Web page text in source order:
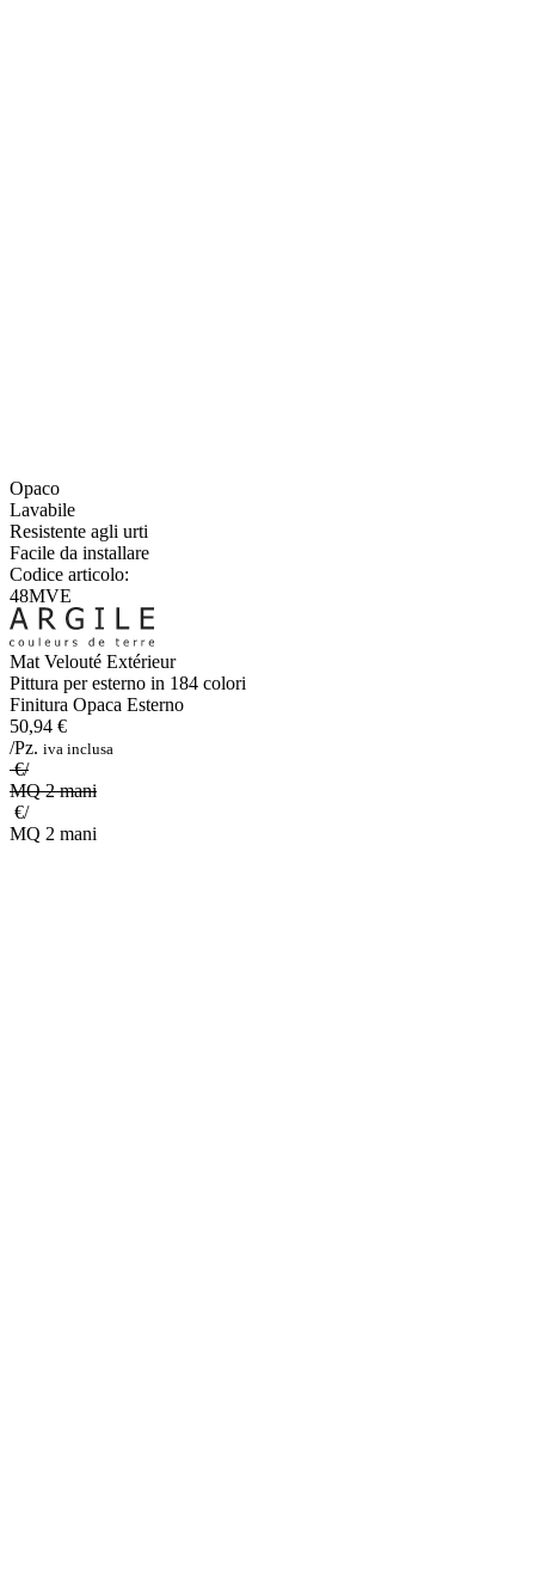
Opaco
Lavabile
Resistente agli urti
Facile da installare
Codice articolo:
48MVE
Mat Velouté Extérieur
Pittura per esterno in 184 colori
Finitura Opaca Esterno
50,94 €
/Pz. iva inclusa
€/
MQ 2 mani
€/
MQ 2 mani